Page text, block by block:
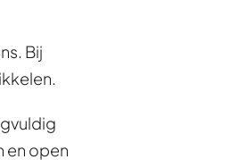
Bij
en open